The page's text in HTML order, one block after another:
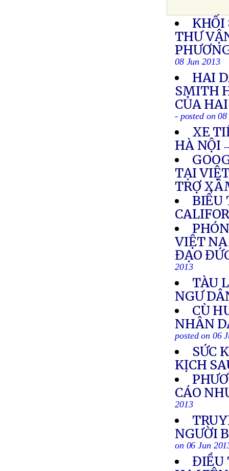
KHỐI
THƯ
08 Jun 2013
HAI
SMITH
CỦA
- posted on
XE
HÀ NỘI
TẠI
TRỢ
BIỂU
VIỆT
ĐẠO
2013
TÀU
NGƯ
CÙ
NHÂN
posted on 06
SỨC
KỊCH
CÁO
2013
NGƯỜI
on 06 Jun
ĐIỀU